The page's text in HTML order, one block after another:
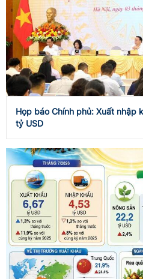
Họp báo Chính phủ: Xuất nhập
tỷ USD